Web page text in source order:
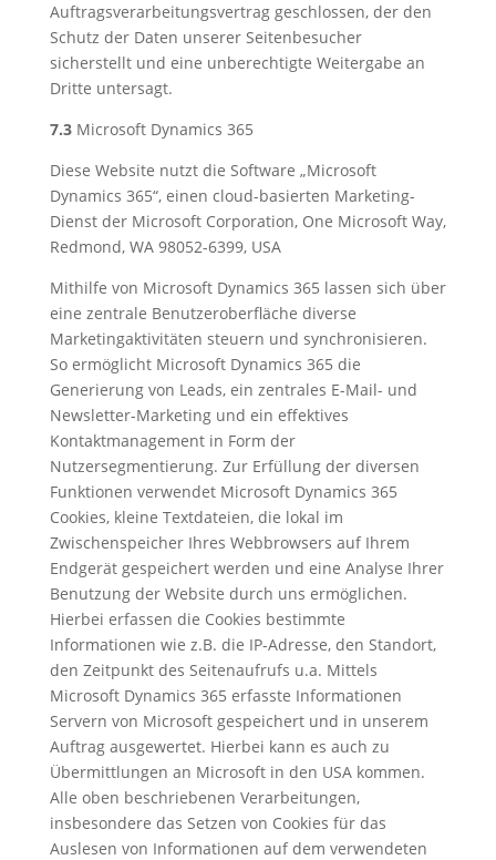
Auftragsverarbeitungsvertrag geschlossen, der den
Schutz der Daten unserer Seitenbesucher
sicherstellt und eine unberechtigte Weitergabe an
Dritte untersagt.
7.3Microsoft Dynamics 365
Diese Website nutzt die Software „Microsoft
Dynamics 365“, einen cloud-basierten Marketing-
Dienst der Microsoft Corporation, One Microsoft Way,
Redmond, WA 98052-6399, USA
Mithilfe von Microsoft Dynamics 365 lassen sich über
eine zentrale Benutzeroberfläche diverse
Marketingaktivitäten steuern und synchronisieren.
So ermöglicht Microsoft Dynamics 365 die
Generierung von Leads, ein zentrales E-Mail- und
Newsletter-Marketing und ein effektives
Kontaktmanagement in Form der
Nutzersegmentierung. Zur Erfüllung der diversen
Funktionen verwendet Microsoft Dynamics 365
Cookies, kleine Textdateien, die lokal im
Zwischenspeicher Ihres Webbrowsers auf Ihrem
Endgerät gespeichert werden und eine Analyse Ihrer
Benutzung der Website durch uns ermöglichen.
Hierbei erfassen die Cookies bestimmte
Informationen wie z.B. die IP-Adresse, den Standort,
den Zeitpunkt des Seitenaufrufs u.a. Mittels
Microsoft Dynamics 365 erfasste Informationen
Servern von Microsoft gespeichert und in unserem
Auftrag ausgewertet. Hierbei kann es auch zu
Übermittlungen an Microsoft in den USA kommen.
Alle oben beschriebenen Verarbeitungen,
insbesondere das Setzen von Cookies für das
Auslesen von Informationen auf dem verwendeten